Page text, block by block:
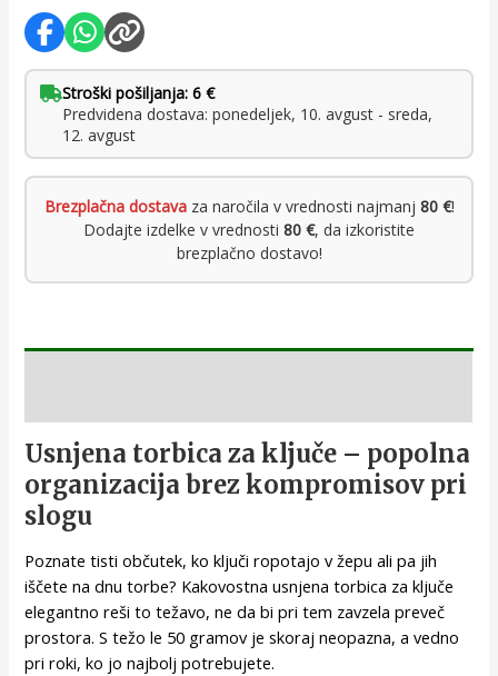
Stroški pošiljanja: 6 €
Predvidena dostava: ponedeljek, 10. avgust - sreda,
12. avgust
Brezplačna dostavaza naročila v vrednosti najmanj 80 €!
Dodajte izdelke v vrednosti 80 €, da izkoristite
brezplačno dostavo!
Usnjena torbica za ključe – popolna
organizacija brez kompromisov pri
slogu
Poznate tisti občutek, ko ključi ropotajo v žepu ali pa jih
iščete na dnu torbe? Kakovostna usnjena torbica za ključe
elegantno reši to težavo, ne da bi pri tem zavzela preveč
prostora. S težo le 50 gramov je skoraj neopazna, a vedno
pri roki, ko jo najbolj potrebujete.